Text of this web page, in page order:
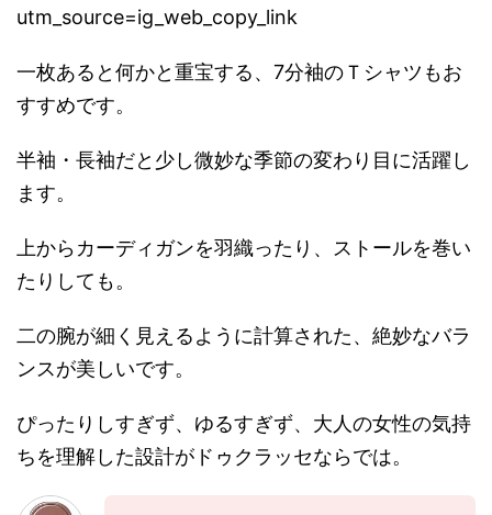
utm_source=ig_web_copy_link
一枚あると何かと重宝する、7分袖のＴシャツもお
すすめです。
半袖・長袖だと少し微妙な季節の変わり目に活躍し
ます。
上からカーディガンを羽織ったり、ストールを巻い
たりしても。
二の腕が細く見えるように計算された、絶妙なバラ
ンスが美しいです。
ぴったりしすぎず、ゆるすぎず、大人の女性の気持
ちを理解した設計がドゥクラッセならでは。